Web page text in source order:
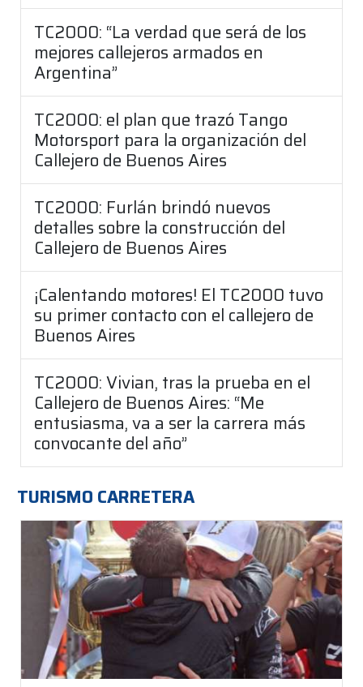
TC2000: “La verdad que será de los
mejores callejeros armados en
Argentina”
TC2000: el plan que trazó Tango
Motorsport para la organización del
Callejero de Buenos Aires
TC2000: Furlán brindó nuevos
detalles sobre la construcción del
Callejero de Buenos Aires
¡Calentando motores! El TC2000 tuvo
su primer contacto con el callejero de
Buenos Aires
TC2000: Vivian, tras la prueba en el
Callejero de Buenos Aires: “Me
entusiasma, va a ser la carrera más
convocante del año”
TURISMO CARRETERA